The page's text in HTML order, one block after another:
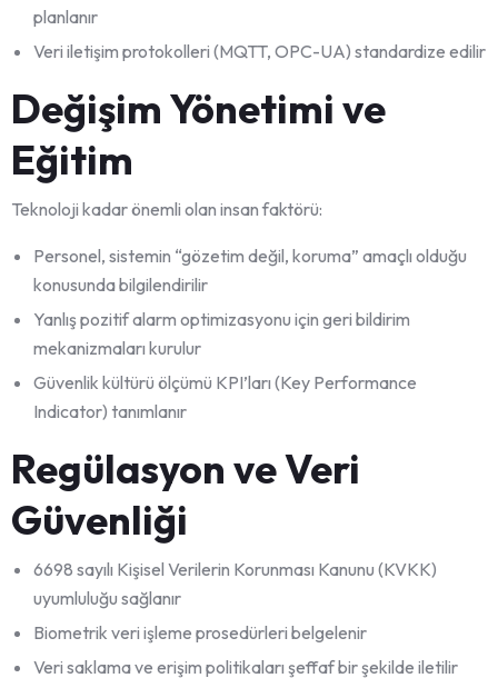
planlanır
Veri iletişim protokolleri (MQTT, OPC-UA) standardize edilir
Değişim Yönetimi ve
Eğitim
Teknoloji kadar önemli olan insan faktörü:
Personel, sistemin “gözetim değil, koruma” amaçlı olduğu
konusunda bilgilendirilir
Yanlış pozitif alarm optimizasyonu için geri bildirim
mekanizmaları kurulur
Güvenlik kültürü ölçümü KPI’ları (Key Performance
Indicator) tanımlanır
Regülasyon ve Veri
Güvenliği
6698 sayılı Kişisel Verilerin Korunması Kanunu (KVKK)
uyumluluğu sağlanır
Biometrik veri işleme prosedürleri belgelenir
Veri saklama ve erişim politikaları şeffaf bir şekilde iletilir